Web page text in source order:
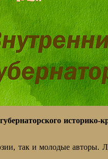
так и молодые авторы.